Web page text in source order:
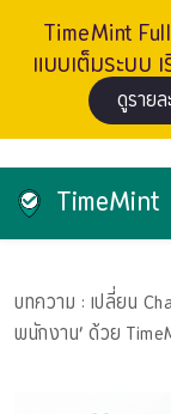
TimeMint
แบบเต็มระบบ
ดูรายล
TimeMint
บทความ : เปลี่ยน
พนักงาน’ ด้วย